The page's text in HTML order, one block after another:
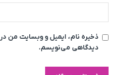
ذخیره نام، ایمیل و وبسایت من در
دیدگاهی می‌نویسم.